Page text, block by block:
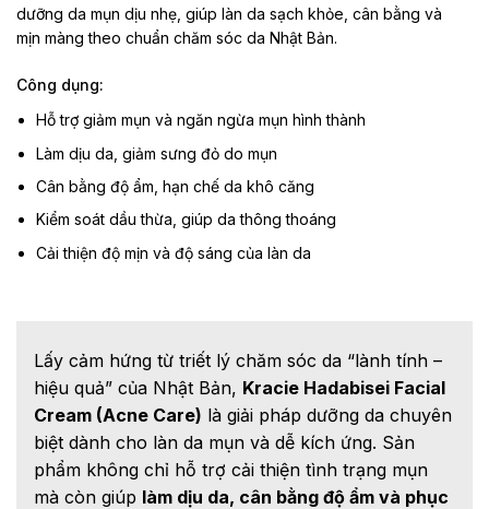
dưỡng da mụn dịu nhẹ, giúp làn da sạch khỏe, cân bằng và
mịn màng theo chuẩn chăm sóc da Nhật Bản.
Công dụng:
Hỗ trợ giảm mụn và ngăn ngừa mụn hình thành
Làm dịu da, giảm sưng đỏ do mụn
Cân bằng độ ẩm, hạn chế da khô căng
Kiểm soát dầu thừa, giúp da thông thoáng
Cải thiện độ mịn và độ sáng của làn da
Lấy cảm hứng từ triết lý chăm sóc da “lành tính –
hiệu quả” của Nhật Bản, Kracie Hadabisei Facial
Cream (Acne Care) là giải pháp dưỡng da chuyên
biệt dành cho làn da mụn và dễ kích ứng. Sản
phẩm không chỉ hỗ trợ cải thiện tình trạng mụn
mà còn giúp làm dịu da, cân bằng độ ẩm và phục